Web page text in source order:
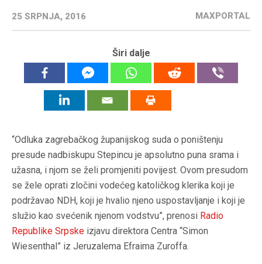
25 SRPNJA, 2016 MAXPORTAL
Širi dalje
“Odluka zagrebačkog županijskog suda o poništenju
presude nadbiskupu Stepincu je apsolutno puna srama i
užasna, i njom se želi promjeniti povijest. Ovom presudom
se žele oprati zločini vodećeg katoličkog klerika koji je
podržavao NDH, koji je hvalio njeno uspostavljanje i koji je
služio kao svećenik njenom vodstvu”, prenosi Radio
Republike Srpske izjavu direktora Centra “Simon
Wiesenthal” iz Jeruzalema Efraima Zuroffa.